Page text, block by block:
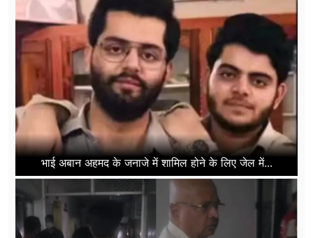
भाई अबान अहमद के जनाजे में शामिल होने के लिए जेल में...